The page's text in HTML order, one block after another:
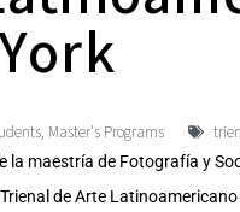
, Master's Programs
maestría de Fotografía y
de Arte Latinoamericano